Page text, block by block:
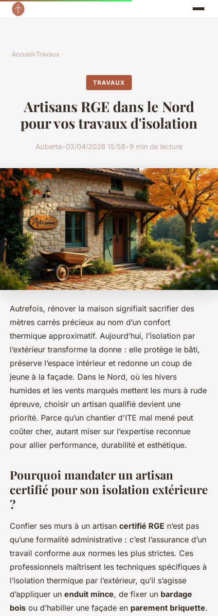
Accueil›Travaux
TRAVAUX
Artisans RGE dans le Nord
pour vos travaux d'isolation
Auberte•03/04/2026 15:58•9 min de lecture
Autrefois, rénover la maison signifiait sacrifier des
mètres carrés précieux au nom d’un confort
thermique approximatif. Aujourd’hui, l’isolation par
l’extérieur transforme la donne : elle protège le bâti,
préserve l’espace intérieur et redonne un coup de
jeune à la façade. Dans le Nord, où les hivers
humides et les vents marqués mettent les murs à rude
épreuve, choisir un artisan qualifié devient une
priorité. Parce qu’un chantier d'ITE mal mené peut
coûter cher, autant miser sur l’expertise reconnue
pour allier performance, durabilité et esthétique.
Pourquoi mandater un artisan
certifié pour son isolation extérieure
?
Confier ses murs à un artisan certifié RGE n’est pas
qu’une formalité administrative : c’est l’assurance d’un
travail conforme aux normes les plus strictes. Ces
professionnels maîtrisent les techniques spécifiques à
l’isolation thermique par l’extérieur, qu’il s’agisse
d’appliquer un enduit mince, de fixer un bardage
bois ou d’habiller une façade en parement briquette.